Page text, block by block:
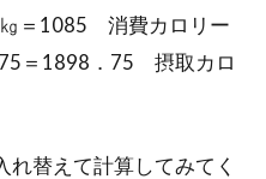
調理法とレシピ
せやすい人気野菜です。ほくほく
＝1085 消費カロリー
＝1898．75 摂取カロ
替えて計算してみてく